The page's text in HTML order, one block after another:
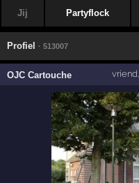
Jij Partyflock
Profiel · 513007
OJC Cartouche vriend